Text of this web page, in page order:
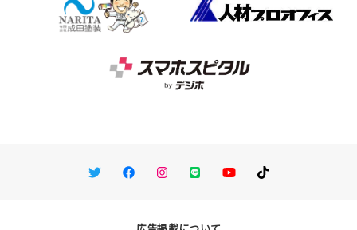
TwitterFacebookInstagram
LINE You TubeTikTok